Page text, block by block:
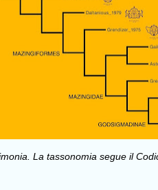
La tassonomia segue il